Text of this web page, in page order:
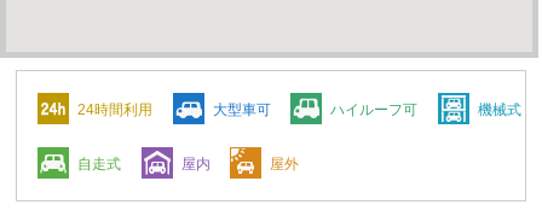
24時間利用 大型車可 ハイルーフ可 機械式
自走式 屋内 屋外